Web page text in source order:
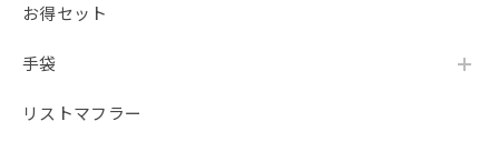
お得セット
手袋
リストマフラー